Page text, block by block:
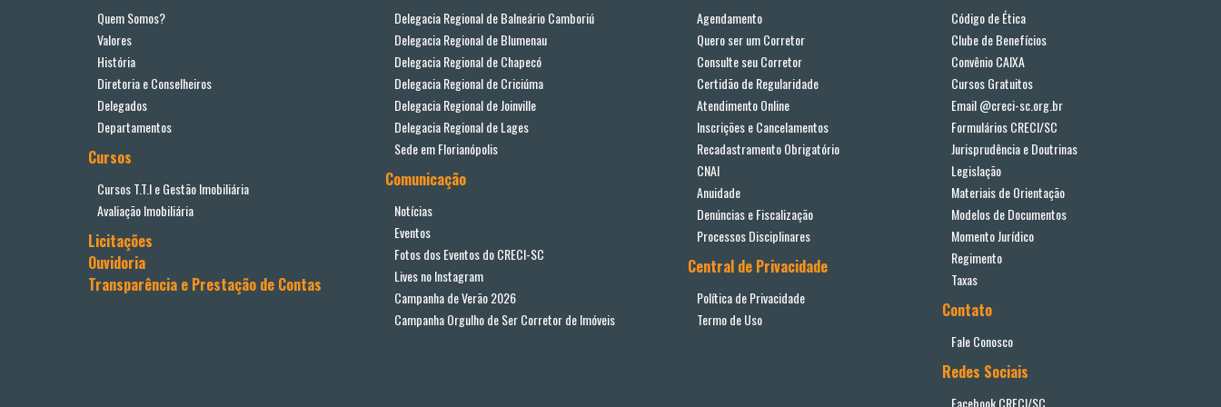
Quem Somos?
Valores
História
Diretoria e Conselheiros
Delegados
Departamentos
Cursos
Cursos T.T.I e Gestão Imobiliária
Avaliação Imobiliária
Licitações
Ouvidoria
Transparência e Prestação de Contas
Delegacia Regional de Balneário Camboriú
Delegacia Regional de Blumenau
Delegacia Regional de Chapecó
Delegacia Regional de Criciúma
Delegacia Regional de Joinville
Delegacia Regional de Lages
Sede em Florianópolis
Comunicação
Notícias
Eventos
Fotos dos Eventos do CRECI-SC
Lives no Instagram
Campanha de Verão 2026
Campanha Orgulho de Ser Corretor de Imóveis
Agendamento
Quero ser um Corretor
Consulte seu Corretor
Certidão de Regularidade
Atendimento Online
Inscrições e Cancelamentos
Recadastramento Obrigatório
CNAI
Anuidade
Denúncias e Fiscalização
Processos Disciplinares
Central de Privacidade
Política de Privacidade
Termo de Uso
Código de Ética
Clube de Benefícios
Convênio CAIXA
Cursos Gratuitos
Email @creci-sc.org.br
Formulários CRECI/SC
Jurisprudência e Doutrinas
Legislação
Materiais de Orientação
Modelos de Documentos
Momento Jurídico
Regimento
Taxas
Contato
Fale Conosco
Redes Sociais